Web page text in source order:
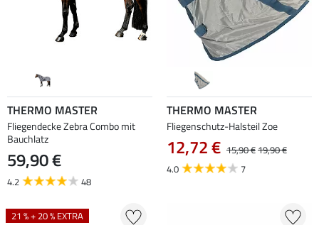
THERMO MASTER
Fliegendecke Zebra Combo mit
Bauchlatz
59,90 €
4.2 48
THERMO MASTER
Fliegenschutz-Halsteil Zoe
12,72 € 15,90 €19,90 €
4.0
7
21 % + 20 % EXTRA